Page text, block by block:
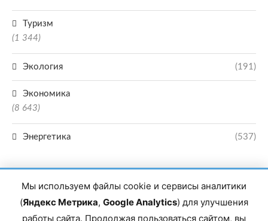
Туризм
(1 344)
Экология (191)
Экономика
(8 643)
Энергетика (537)
Мы используем файлы cookie и сервисы аналитики
(Яндекс Метрика, Google Analytics) для улучшения
работы сайта. Продолжая пользоваться сайтом, вы